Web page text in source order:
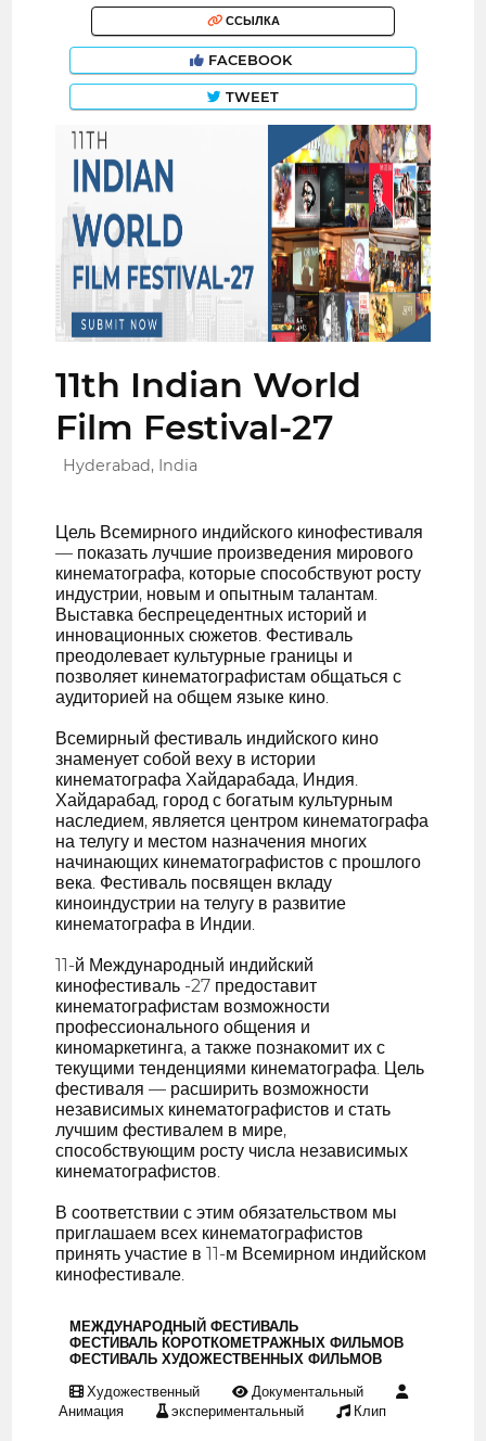
ССЫЛКА
FACEBOOK
TWEET
11th Indian World
Film Festival-27
Hyderabad, India
Цель Всемирного индийского кинофестиваля
— показать лучшие произведения мирового
кинематографа, которые способствуют росту
индустрии, новым и опытным талантам.
Выставка беспрецедентных историй и
инновационных сюжетов. Фестиваль
преодолевает культурные границы и
позволяет кинематографистам общаться с
аудиторией на общем языке кино.
Всемирный фестиваль индийского кино
знаменует собой веху в истории
кинематографа Хайдарабада, Индия.
Хайдарабад, город с богатым культурным
наследием, является центром кинематографа
на телугу и местом назначения многих
начинающих кинематографистов с прошлого
века. Фестиваль посвящен вкладу
киноиндустрии на телугу в развитие
кинематографа в Индии.
11-й Международный индийский
кинофестиваль -27 предоставит
кинематографистам возможности
профессионального общения и
киномаркетинга, а также познакомит их с
текущими тенденциями кинематографа. Цель
фестиваля — расширить возможности
независимых кинематографистов и стать
лучшим фестивалем в мире,
способствующим росту числа независимых
кинематографистов.
В соответствии с этим обязательством мы
приглашаем всех кинематографистов
принять участие в 11-м Всемирном индийском
кинофестивале.
МЕЖДУНАРОДНЫЙ ФЕСТИВАЛЬ
ФЕСТИВАЛЬ КОРОТКОМЕТРАЖНЫХ ФИЛЬМОВ
ФЕСТИВАЛЬ ХУДОЖЕСТВЕННЫХ ФИЛЬМОВ
Художественный
Документальный
Анимация
экспериментальный Клип